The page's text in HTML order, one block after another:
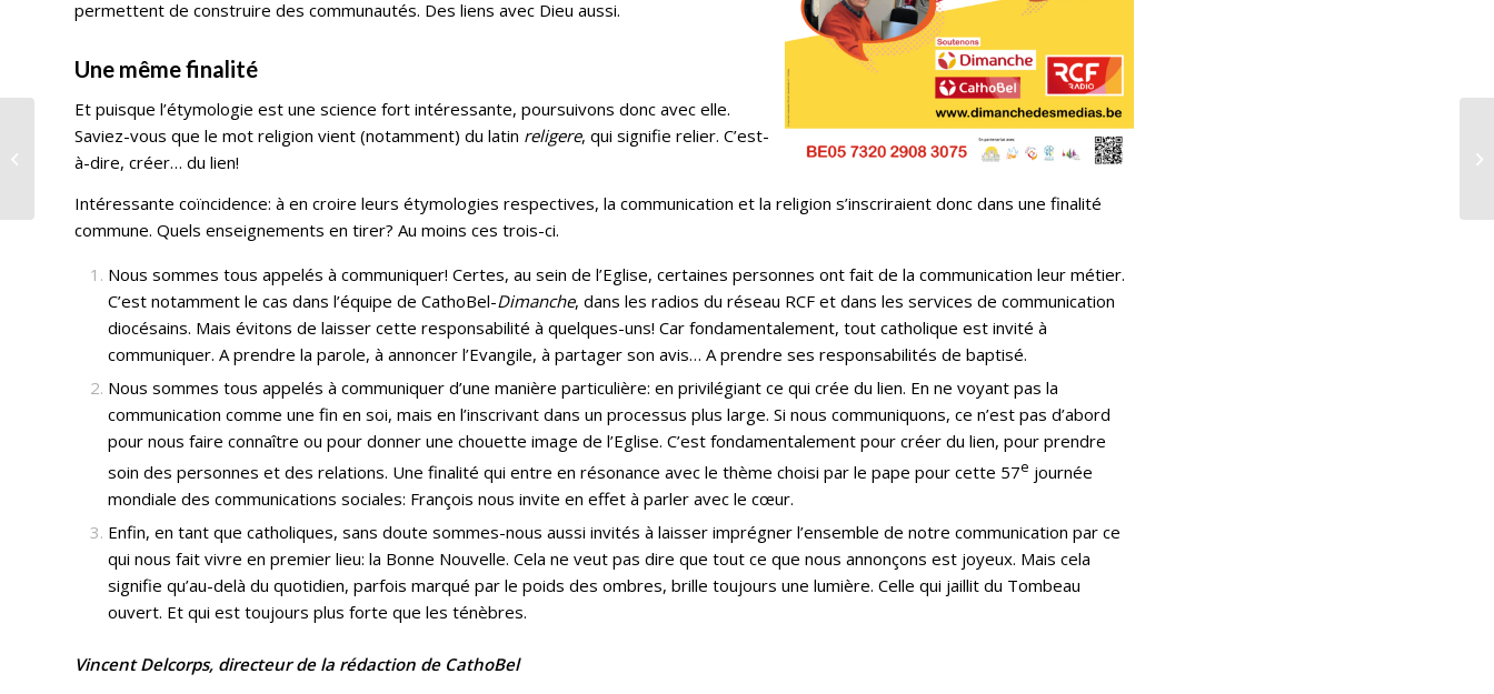
permettent de construire des communautés. Des liens avec Dieu aussi.
Une même finalité
Et puisque l’étymologie est une science fort intéressante, poursuivons donc avec elle.
Saviez-vous que le mot religion vient (notamment) du latin religere, qui signifie relier. C’est-
à-dire, créer… du lien!
Intéressante coïncidence: à en croire leurs étymologies respectives, la communication et la religion s’inscriraient donc dans une finalité
commune. Quels enseignements en tirer? Au moins ces trois-ci.
Nous sommes tous appelés à communiquer! Certes, au sein de l’Eglise, certaines personnes ont fait de la communication leur métier.
C’est notamment le cas dans l’équipe de CathoBel-Dimanche, dans les radios du réseau RCF et dans les services de communication
diocésains. Mais évitons de laisser cette responsabilité à quelques-uns! Car fondamentalement, tout catholique est invité à
communiquer. A prendre la parole, à annoncer l’Evangile, à partager son avis… A prendre ses responsabilités de baptisé.
Nous sommes tous appelés à communiquer d’une manière particulière: en privilégiant ce qui crée du lien. En ne voyant pas la
communication comme une fin en soi, mais en l’inscrivant dans un processus plus large. Si nous communiquons, ce n’est pas d’abord
pour nous faire connaître ou pour donner une chouette image de l’Eglise. C’est fondamentalement pour créer du lien, pour prendre
soin des personnes et des relations. Une finalité qui entre en résonance avec le thème choisi par le pape pour cette 57e journée
mondiale des communications sociales: François nous invite en effet à parler avec le cœur.
Enfin, en tant que catholiques, sans doute sommes-nous aussi invités à laisser imprégner l’ensemble de notre communication par ce
qui nous fait vivre en premier lieu: la Bonne Nouvelle. Cela ne veut pas dire que tout ce que nous annonçons est joyeux. Mais cela
signifie qu’au-delà du quotidien, parfois marqué par le poids des ombres, brille toujours une lumière. Celle qui jaillit du Tombeau
ouvert. Et qui est toujours plus forte que les ténèbres.
Vincent Delcorps, directeur de la rédaction de CathoBel
Homélie de la Messe
chrismale en l’église
Saint-Quentin, à
Péruwelz, le...